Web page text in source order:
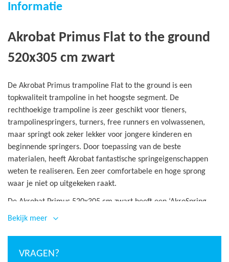
Informatie
Akrobat Primus Flat to the ground
520x305 cm zwart
De Akrobat Primus trampoline Flat to the ground is een
topkwaliteit trampoline in het hoogste segment. De
rechthoekige trampoline is zeer geschikt voor tieners,
trampolinespringers, turners, free runners en volwassenen,
maar springt ook zeker lekker voor jongere kinderen en
beginnende springers. Door toepassing van de beste
materialen, heeft Akrobat fantastische springeigenschappen
weten te realiseren. Een zeer comfortabele en hoge sprong
waar je niet op uitgekeken raakt.
De Akrobat Primus 520x305 cm zwart heeft een ‘AkroSpring
Pro’ veersysteem met 120 veren en een veerlengte van 21,5
combinatie met het innovatieve ‘AkroVentSport’ springdoek,
wordt er weinig weerstand gecreëerd. Dit komt doordat het
Bekijk meer
VRAGEN?